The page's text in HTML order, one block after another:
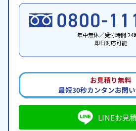
年中無休／受付時間 24
即日対応可能
お見積り無料
最短30秒カンタンお問い
LINEお見